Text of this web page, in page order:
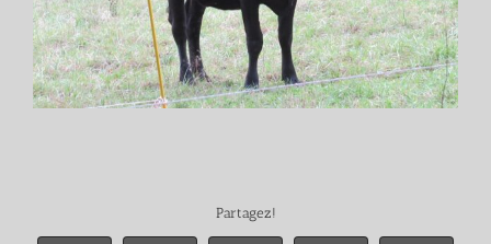
Partagez!